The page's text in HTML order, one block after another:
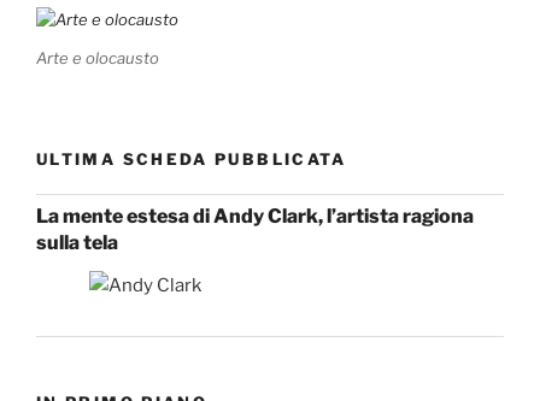
Arte e olocausto
ULTIMA SCHEDA PUBBLICATA
La mente estesa di Andy Clark, l’artista ragiona
sulla tela